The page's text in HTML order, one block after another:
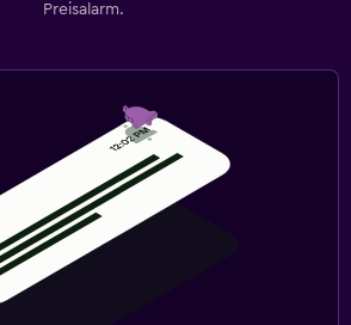
Preisalarm.